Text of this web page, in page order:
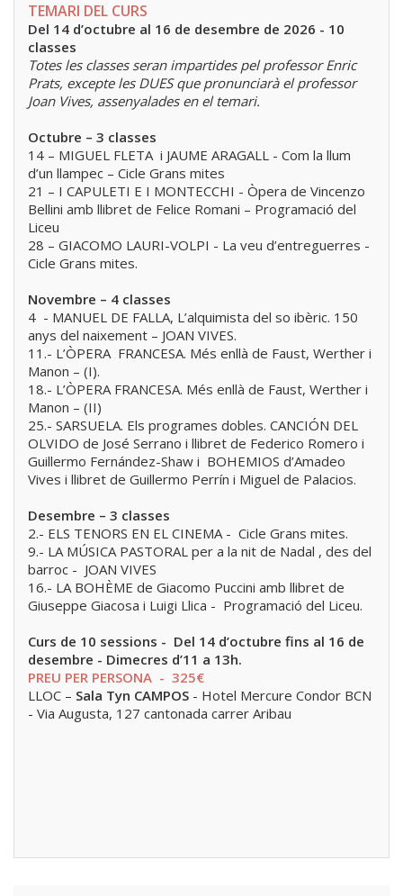
TEMARI DEL CURS
Del 14 d’octubre al 16 de desembre de 2026 - 10
classes
Totes les classes seran impartides pel professor Enric
Prats, excepte les DUES que pronunciarà el professor
Joan Vives, assenyalades en el temari.
Octubre – 3 classes
14 – MIGUEL FLETA i JAUME ARAGALL - Com la llum
d’un llampec – Cicle Grans mites
21 – I CAPULETI E I MONTECCHI - Òpera de Vincenzo
Bellini amb llibret de Felice Romani – Programació del
Liceu
28 – GIACOMO LAURI-VOLPI - La veu d’entreguerres -
Cicle Grans mites.
Novembre – 4 classes
4 - MANUEL DE FALLA, L’alquimista del so ibèric. 150
anys del naixement – JOAN VIVES.
11.- L’ÒPERA FRANCESA. Més enllà de Faust, Werther i
Manon – (I).
18.- L’ÒPERA FRANCESA. Més enllà de Faust, Werther i
Manon – (II)
25.- SARSUELA. Els programes dobles. CANCIÓN DEL
OLVIDO de José Serrano i llibret de Federico Romero i
Guillermo Fernández-Shaw i BOHEMIOS d’Amadeo
Vives i llibret de Guillermo Perrín i Miguel de Palacios.
Desembre – 3 classes
2.- ELS TENORS EN EL CINEMA - Cicle Grans mites.
9.- LA MÚSICA PASTORAL per a la nit de Nadal , des del
barroc - JOAN VIVES
16.- LA BOHÈME de Giacomo Puccini amb llibret de
Giuseppe Giacosa i Luigi Llica - Programació del Liceu.
Curs de 10 sessions - Del 14 d’octubre fins al 16 de
desembre - Dimecres d’11 a 13h.
PREU PER PERSONA - 325€
LLOC – Sala Tyn CAMPOS - Hotel Mercure Condor BCN
- Via Augusta, 127 cantonada carrer Aribau